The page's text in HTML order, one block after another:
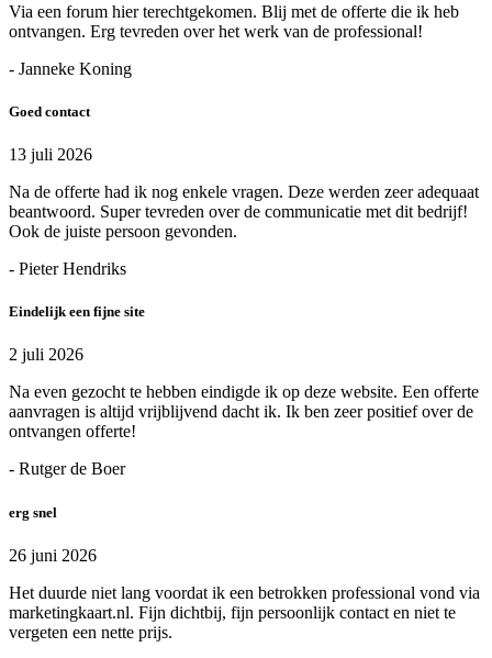
Via een forum hier terechtgekomen. Blij met de offerte die ik heb
ontvangen. Erg tevreden over het werk van de professional!
- Janneke Koning
Goed contact
13 juli 2026
Na de offerte had ik nog enkele vragen. Deze werden zeer adequaat
beantwoord. Super tevreden over de communicatie met dit bedrijf!
Ook de juiste persoon gevonden.
- Pieter Hendriks
Eindelijk een fijne site
2 juli 2026
Na even gezocht te hebben eindigde ik op deze website. Een offerte
aanvragen is altijd vrijblijvend dacht ik. Ik ben zeer positief over de
ontvangen offerte!
- Rutger de Boer
erg snel
26 juni 2026
Het duurde niet lang voordat ik een betrokken professional vond via
marketingkaart.nl. Fijn dichtbij, fijn persoonlijk contact en niet te
vergeten een nette prijs.